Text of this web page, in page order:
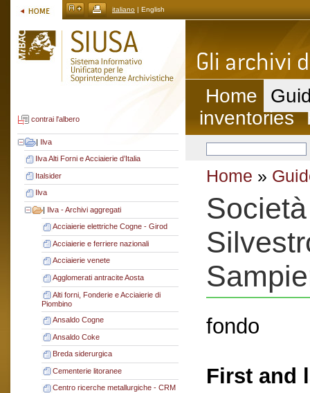
italiano | English
contrai l'albero
| Ilva
Ilva Alti Forni e Acciaierie d’Italia
Italsider
Ilva
| Ilva - Archivi aggregati
Acciaierie elettriche Cogne - Girod
Acciaierie e ferriere nazionali
Acciaierie venete
Agglomerati antracite Aosta
Alti forni, Fonderie e Acciaierie di
Piombino
Ansaldo Cogne
Ansaldo Coke
Breda siderurgica
Cementerie litoranee
Centro ricerche metallurgiche - CRM
Home
inventories
Home »
fondo
First and